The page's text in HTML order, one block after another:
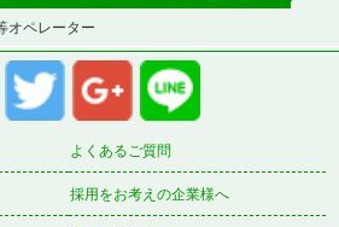
オペレーター
よくあるご質問
採用をお考えの企業様へ